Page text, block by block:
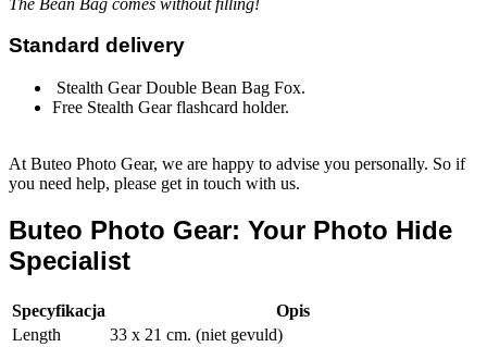
Standard delivery
Stealth Gear Double Bean Bag Fox.
Free Stealth Gear flashcard holder.
At Buteo Photo Gear, we are happy to advise you personally. So if
you need help, please get in touch with us.
Buteo Photo Gear: Your Photo Hide
Specialist
Specyfikacja
Opis
Length
33 x 21 cm. (niet gevuld)